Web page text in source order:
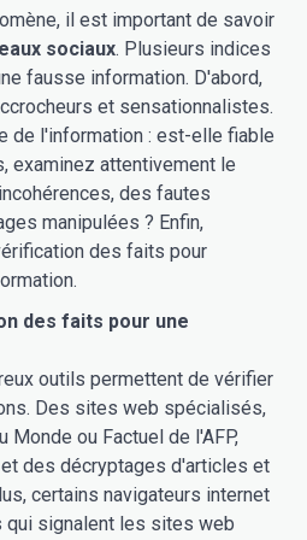
il est important de savoir
sociaux. Plusieurs indices
fausse information. D'abord,
et sensationnalistes.
de l'information : est-elle fiable
examinez attentivement le
des fautes
manipulées ? Enfin,
des faits pour
des faits pour une
outils permettent de vérifier
Des sites web spécialisés,
ou Factuel de l'AFP,
des décryptages d'articles et
certains navigateurs internet
signalent les sites web